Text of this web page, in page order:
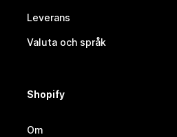
Leverans
Valuta och språk
Shopify
Om